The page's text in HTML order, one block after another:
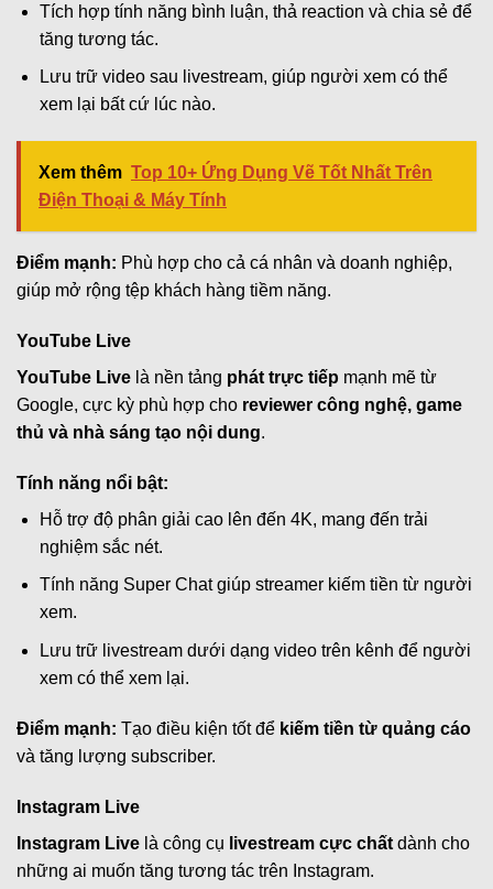
Tích hợp tính năng bình luận, thả reaction và chia sẻ để
tăng tương tác.
Lưu trữ video sau livestream, giúp người xem có thể
xem lại bất cứ lúc nào.
Xem thêm Top 10+ Ứng Dụng Vẽ Tốt Nhất Trên
Điện Thoại & Máy Tính
Điểm mạnh: Phù hợp cho cả cá nhân và doanh nghiệp,
giúp mở rộng tệp khách hàng tiềm năng.
YouTube Live
YouTube Live là nền tảng phát trực tiếp mạnh mẽ từ
Google, cực kỳ phù hợp cho reviewer công nghệ, game
thủ và nhà sáng tạo nội dung.
Tính năng nổi bật:
Hỗ trợ độ phân giải cao lên đến 4K, mang đến trải
nghiệm sắc nét.
Tính năng Super Chat giúp streamer kiếm tiền từ người
xem.
Lưu trữ livestream dưới dạng video trên kênh để người
xem có thể xem lại.
Điểm mạnh: Tạo điều kiện tốt để kiếm tiền từ quảng cáo
và tăng lượng subscriber.
Instagram Live
Instagram Live là công cụ livestream cực chất dành cho
những ai muốn tăng tương tác trên Instagram.